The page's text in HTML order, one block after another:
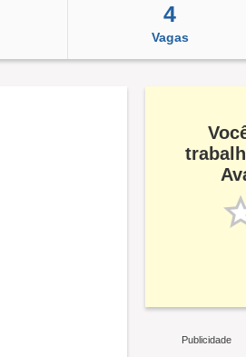
4
Vagas